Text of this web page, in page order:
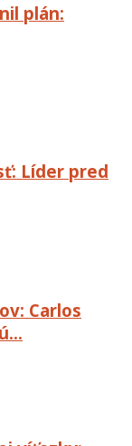
plán:
Líder pred
Carlos